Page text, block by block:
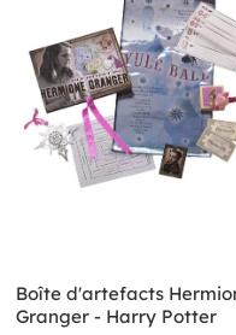
Boîte d'artefacts
Granger - Harry Potter